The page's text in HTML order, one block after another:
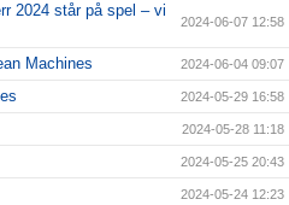
2024 står på spel – vi
2024-06-07 12:58
Machines 2024-06-04 09:07
2024-05-29 16:58
2024-05-28 11:18
2024-05-25 20:43
2024-05-24 12:23